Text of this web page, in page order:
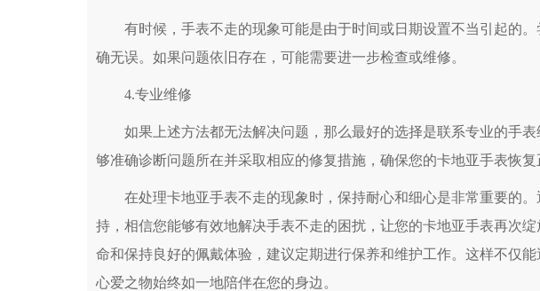
有时候，手表不走的现象可能是由于时间或日期设置不当引起的。
确无误。如果问题依旧存在，可能需要进一步检查或维修。
4.专业维修
如果上述方法都无法解决问题，那么最好的选择是联系专业的手表
够准确诊断问题所在并采取相应的修复措施，确保您的卡地亚手表恢复
在处理卡地亚手表不走的现象时，保持耐心和细心是非常重要的。
持，相信您能够有效地解决手表不走的困扰，让您的卡地亚手表再次
命和保持良好的佩戴体验，建议定期进行保养和维护工作。这样不仅
心爱之物始终如一地陪伴在您的身边。